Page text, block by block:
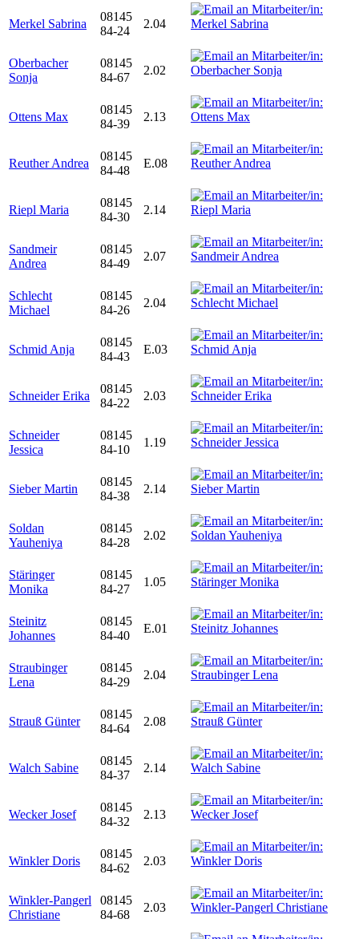
Merkel Sabrina
08145
84-24
2.04
Oberbacher
Sonja
08145
84-67
2.02
Ottens Max
08145
84-39
2.13
Reuther Andrea
08145
84-48
E.08
Riepl Maria
08145
84-30
2.14
Sandmeir
Andrea
08145
84-49
2.07
Schlecht
Michael
08145
84-26
2.04
Schmid Anja
08145
84-43
E.03
Schneider Erika
08145
84-22
2.03
Schneider
Jessica
08145
84-10
1.19
Sieber Martin
08145
84-38
2.14
Soldan
Yauheniya
08145
84-28
2.02
Stäringer
Monika
08145
84-27
1.05
Steinitz
Johannes
08145
84-40
E.01
Straubinger
Lena
08145
84-29
2.04
Strauß Günter
08145
84-64
2.08
Walch Sabine
08145
84-37
2.14
Wecker Josef
08145
84-32
2.13
Winkler Doris
08145
84-62
2.03
Winkler-Pangerl
Christiane
08145
84-68
2.03